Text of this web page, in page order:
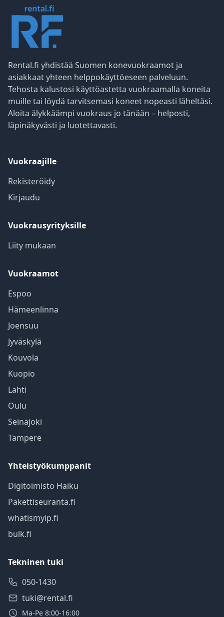
Rental.fi yhdistää Suomen konevuokraamot ja
asiakkaat yhteen helppokäyttöeseen palveluun.
Tehosta kalustosi käyttöastetta vuokraamalla koneita
muille tai löydä tarvitsemasi koneet nopeasti läheltäsi.
Aloita älykkäämpi vuokraus jo tänään – helposti,
läpinäkyvästi ja luotettavasti.
Vuokraajille
Rekisteröidy
Kirjaudu
Vuokrausyrityksille
Liity mukaan
Vuokraamot
Espoo
Hämeenlinna
Joensuu
Jyväskylä
Kouvola
Kuopio
Lahti
Oulu
Seinäjoki
Tampere
Yhteistyökumppanit
Digitoimisto Haiku
Pakettiseuranta.fi
whatismyip.fi
bulk.fi
Tekninen tuki
050-1430
tuki@rental.fi
Ma-Pe 8:00-16:00